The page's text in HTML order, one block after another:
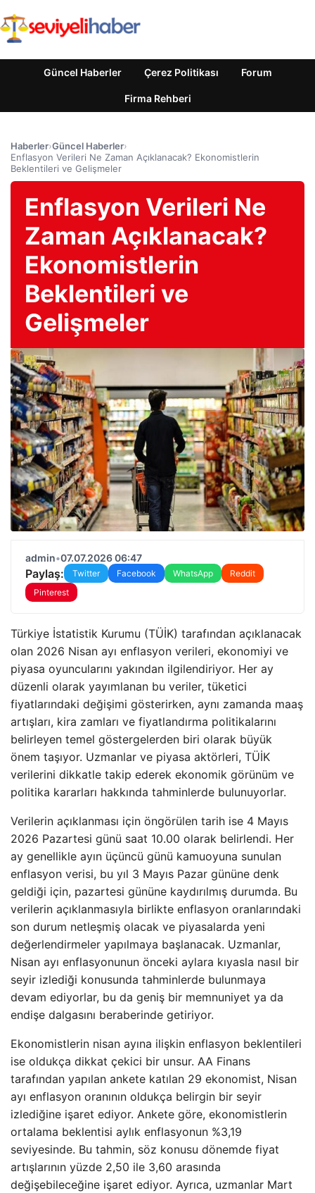
Güncel Haberler Çerez Politikası Forum
Firma Rehberi
Haberler›Güncel Haberler›
Enflasyon Verileri Ne Zaman Açıklanacak? Ekonomistlerin
Beklentileri ve Gelişmeler
Enflasyon Verileri Ne
Zaman Açıklanacak?
Ekonomistlerin
Beklentileri ve
Gelişmeler
admin•07.07.2026 06:47
Paylaş: Twitter Facebook WhatsApp
Reddit
Pinterest
Türkiye İstatistik Kurumu (TÜİK) tarafından açıklanacak
olan 2026 Nisan ayı enflasyon verileri, ekonomiyi ve
piyasa oyuncularını yakından ilgilendiriyor. Her ay
düzenli olarak yayımlanan bu veriler, tüketici
fiyatlarındaki değişimi gösterirken, aynı zamanda maaş
artışları, kira zamları ve fiyatlandırma politikalarını
belirleyen temel göstergelerden biri olarak büyük
önem taşıyor. Uzmanlar ve piyasa aktörleri, TÜİK
verilerini dikkatle takip ederek ekonomik görünüm ve
politika kararları hakkında tahminlerde bulunuyorlar.
Verilerin açıklanması için öngörülen tarih ise 4 Mayıs
2026 Pazartesi günü saat 10.00 olarak belirlendi. Her
ay genellikle ayın üçüncü günü kamuoyuna sunulan
enflasyon verisi, bu yıl 3 Mayıs Pazar gününe denk
geldiği için, pazartesi gününe kaydırılmış durumda. Bu
verilerin açıklanmasıyla birlikte enflasyon oranlarındaki
son durum netleşmiş olacak ve piyasalarda yeni
değerlendirmeler yapılmaya başlanacak. Uzmanlar,
Nisan ayı enflasyonunun önceki aylara kıyasla nasıl bir
seyir izlediği konusunda tahminlerde bulunmaya
devam ediyorlar, bu da geniş bir memnuniyet ya da
endişe dalgasını beraberinde getiriyor.
Ekonomistlerin nisan ayına ilişkin enflasyon beklentileri
ise oldukça dikkat çekici bir unsur. AA Finans
tarafından yapılan ankete katılan 29 ekonomist, Nisan
ayı enflasyon oranının oldukça belirgin bir seyir
izlediğine işaret ediyor. Ankete göre, ekonomistlerin
ortalama beklentisi aylık enflasyonun %3,19
seviyesinde. Bu tahmin, söz konusu dönemde fiyat
artışlarının yüzde 2,50 ile 3,60 arasında
değişebileceğine işaret ediyor. Ayrıca, uzmanlar Mart